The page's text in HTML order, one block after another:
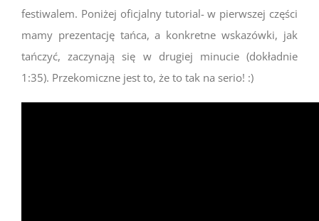
festiwalem. Poniżej oficjalny tutorial- w pierwszej części
mamy prezentację tańca, a konkretne wskazówki, jak
tańczyć, zaczynają się w drugiej minucie (dokładnie
1:35). Przekomiczne jest to, że to tak na serio! :)